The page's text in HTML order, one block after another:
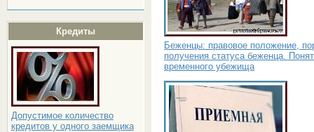
Кредиты
Допустимое количество
кредитов у одного заемщика
Беженцы: правовое положение,
получения статуса беженца.
временного убежища